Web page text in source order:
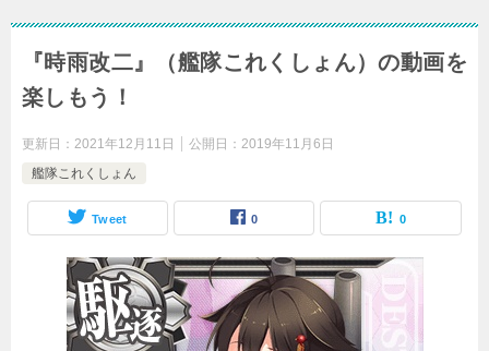
『時雨改二』（艦隊これくしょん）の動画を
楽しもう！
更新日： 2021年12月11日 公開日： 2019年11月6日
艦隊これくしょん
Tweet 0 0